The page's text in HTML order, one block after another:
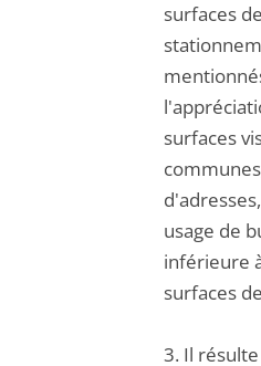
surfaces
surfaces
usage de
inférieure
surfaces
3. Il